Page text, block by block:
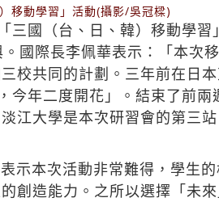
移動學習」活動(攝影/吳冠樑)
三國（台、日、韓）移動學
國際長李佩華表示：「本次
校共同的計劃。三年前在日
年二度開花」。結束了前兩
江大學是本次研習會的第三
示本次活動非常難得，學生的
創造能力。之所以選擇「未